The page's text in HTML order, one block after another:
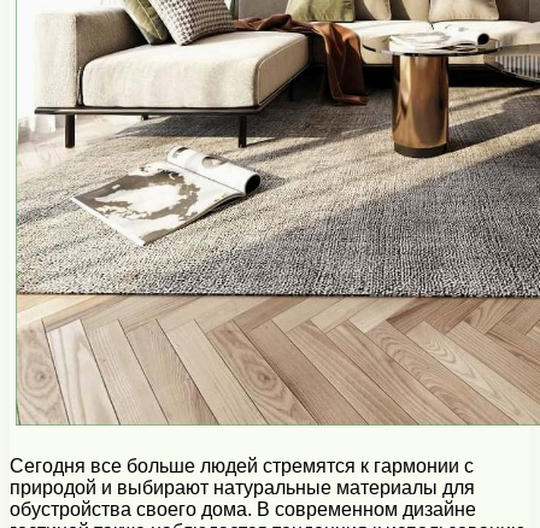
Сегодня все больше людей стремятся к гармонии с
природой и выбирают натуральные материалы для
обустройства своего дома. В современном дизайне